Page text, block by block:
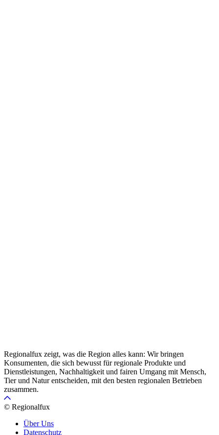
Regionalfux zeigt, was die Region alles kann: Wir bringen
Konsumenten, die sich bewusst für regionale Produkte und
Dienstleistungen, Nachhaltigkeit und fairen Umgang mit Mensch,
Tier und Natur entscheiden, mit den besten regionalen Betrieben
zusammen.
© Regionalfux
Über Uns
Datenschutz